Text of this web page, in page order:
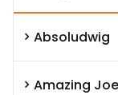
Absoludwig
Amazing Joe